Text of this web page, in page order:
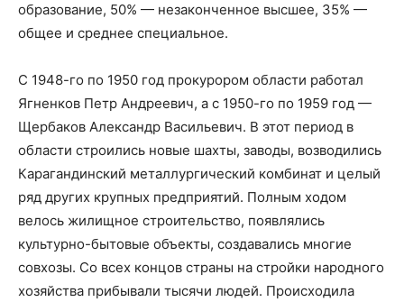
образование, 50% — незаконченное высшее, 35% —
общее и среднее специальное.
С 1948-го по 1950 год прокурором области работал
Ягненков Петр Андреевич, а с 1950-го по 1959 год —
Щербаков Александр Васильевич. В этот период в
области строились новые шахты, заводы, возводились
Карагандинский металлургический комбинат и целый
ряд других крупных предприятий. Полным ходом
велось жилищное строительство, появлялись
культурно-бытовые объекты, создавались многие
совхозы. Со всех концов страны на стройки народного
хозяйства прибывали тысячи людей. Происходила